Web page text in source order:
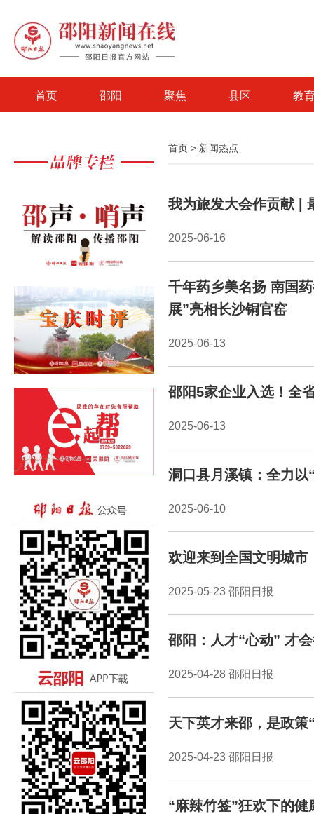
首页 邵阳 聚焦 县区 教
首页 > 新闻热点
我为旅发大会作贡献 |
2025-06-16
千年药乡美名扬 南国
展”亮相长沙铜官窑
2025-06-13
邵阳5家企业入选！全
2025-06-13
洞口县月溪镇：全力以
2025-06-10
欢迎来到全国文明城市
2025-05-23 邵阳日报
邵阳：人才“心动” 才
2025-04-28 邵阳日报
天下英才来邵，是政策
2025-04-23 邵阳日报
“麻辣竹签”狂欢下的健